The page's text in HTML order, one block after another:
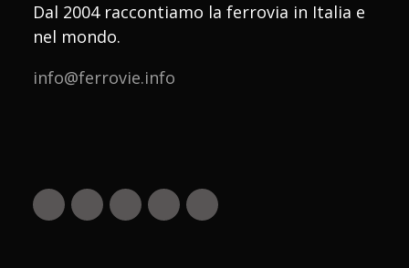
Dal 2004 raccontiamo la ferrovia in Italia e
nel mondo.
info@ferrovie.info